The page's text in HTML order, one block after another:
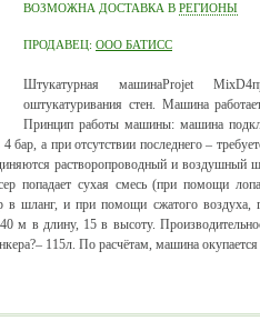
ВОЗМОЖНА ДОСТАВКА В РЕГИОНЫ
ПРОДАВЕЦ: ООО БАТИСС
Штукатурная машинаProjet MixD
оштукатуривания стен. Машина
Принцип работы машины: машина
бар, а при отсутствии последнего –
растворопроводный и воздушный
попадает сухая смесь (при помощи
шланг, и при помощи сжатого воздуха,
м в длину, 15 в высоту.
115л. По расчётам, машина